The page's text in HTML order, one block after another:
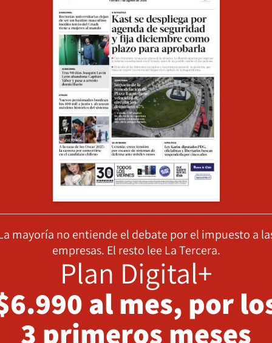
mayoría no entiende el debate por el impuesto a
empresas. El resto lee La Tercera.
Plan Digital+
al mes, por
3 primeros meses